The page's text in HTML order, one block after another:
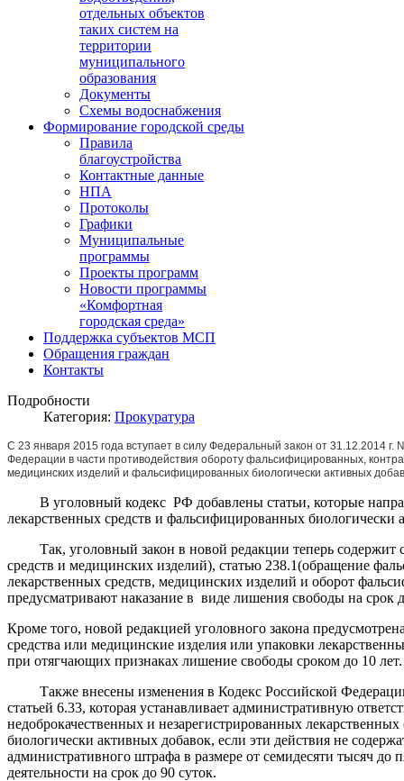
отдельных объектов
таких систем на
территории
муниципального
образования
Документы
Схемы водоснабжения
Формирование городской среды
Правила
благоустройства
Контактные данные
НПА
Протоколы
Графики
Муниципальные
программы
Проекты программ
Новости программы
«Комфортная
городская среда»
Поддержка субъектов МСП
Обращения граждан
Контакты
Подробности
Категория: Прокуратура
С 23 января 2015 года вступает в силу Федеральный закон от 31.12.2014
Федерации в части противодействия обороту фальсифицированных,
медицинских изделий и фальсифицированных биологически активных
В уголовный кодекс РФ добавлены статьи, которые
лекарственных средств и фальсифицированных биологически
Так, уголовный закон в новой редакции теперь содержит
средств и медицинских изделий), статью 238.1(обращение
лекарственных средств, медицинских изделий и оборот
предусматривают наказание в виде лишения свободы на срок
Кроме того, новой редакцией уголовного закона
средства или медицинские изделия или упаковки
при отягчающих признаках лишение свободы сроком до 10 лет.
Также внесены изменения в Кодекс Российской
статьей 6.33, которая устанавливает административную
недоброкачественных и незарегистрированных
биологически активных добавок, если эти действия не
административного штрафа в размере от семидесяти тысяч
деятельности на срок до 90 суток.